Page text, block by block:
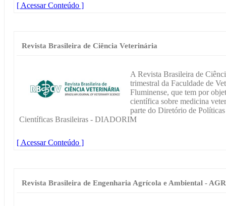
[ Acessar Conteúdo ]
Revista Brasileira de Ciência Veterinária
A Revista Brasileira de
trimestral da Faculdade de
Fluminense, que tem por
científica sobre medicina
parte do Diretório de
Científicas Brasileiras - DIADORIM
[ Acessar Conteúdo ]
Revista Brasileira de Engenharia Agrícola e Ambiental -